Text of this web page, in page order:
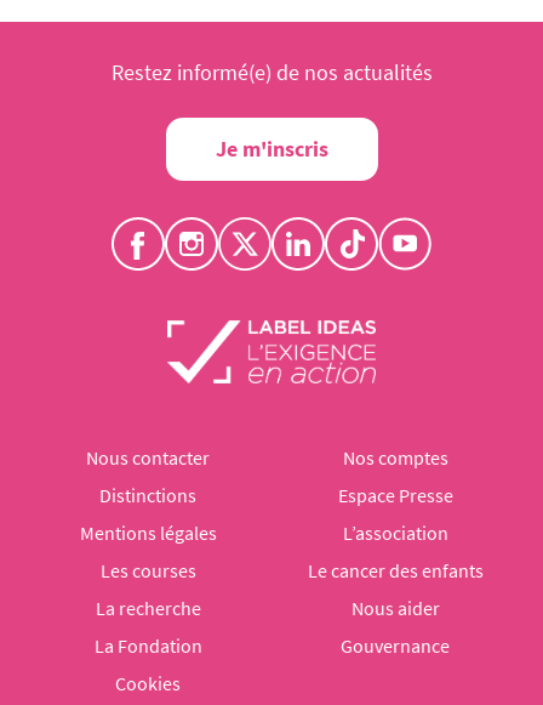
Restez informé(e) de nos actualités
Je m'inscris
Nous contacter
Nos comptes
Distinctions
Espace Presse
Mentions légales
L’association
Les courses
Le cancer des enfants
La recherche
Nous aider
La Fondation
Gouvernance
Cookies